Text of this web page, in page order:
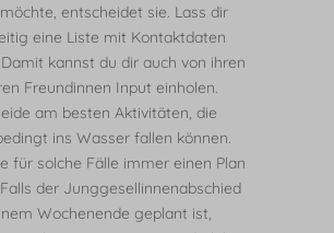
entscheidet sie. Lass dir
eine Liste mit Kontaktdaten
kannst du dir auch von ihren
Freundinnen Input einholen.
am besten Aktivitäten, die
ins Wasser fallen können.
für solche Fälle immer einen Plan
der Junggesellinnenabschied
Wochenende geplant ist,